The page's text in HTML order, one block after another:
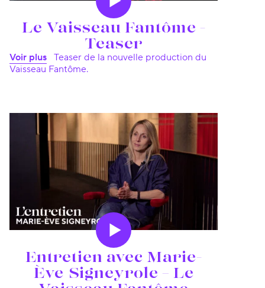
Le Vaisseau Fantôme -
Teaser
Voir plus
Vaisseau Fantôme.
Entretien avec Marie-
Ève Signeyrole – Le